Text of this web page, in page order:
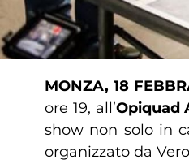
MONZA, 18
ore 19, all’Opiquad
show non solo in
organizzato da